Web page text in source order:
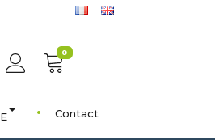
0
Contact